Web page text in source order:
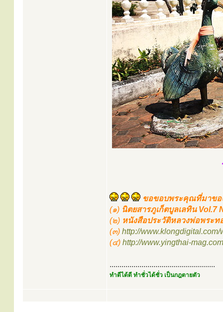
ขอขอบพระคุณที่มาขอ
(๑) นิตยสารภูเก็ตบูลเลทิน Vol.7
(๒) หนังสือประวัติหลวงพ่อพระท
(๓) http://
(๔) http://www.yingthai-
.....................................................
ทำดีได้ดี ทำชั่วได้ชั่ว เป็นกฎตายตัว